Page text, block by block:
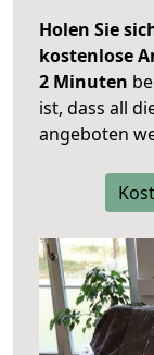
Holen Sie
kostenlose
2 Minuten
ist, dass all
angeboten